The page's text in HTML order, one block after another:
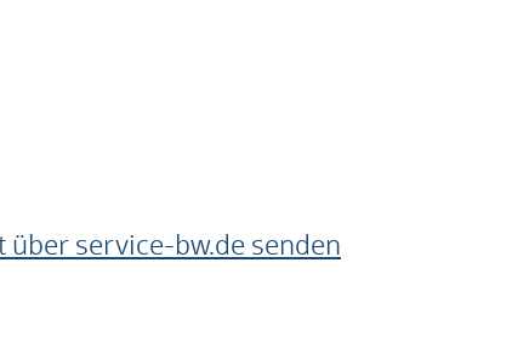
service-bw.de senden